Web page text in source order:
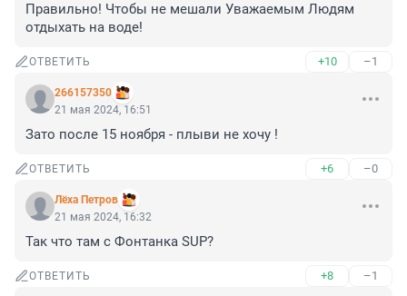
Правильно! Чтобы не мешали Уважаемым Людям
отдыхать на воде!
ОТВЕТИТЬ +10 –1
266157350
21 мая 2024, 16:51
Зато после 15 ноября - плыви не хочу !
ОТВЕТИТЬ +6 –0
Лёxа Петров
21 мая 2024, 16:32
Так что там с Фонтанка SUP?
ОТВЕТИТЬ +8 –1